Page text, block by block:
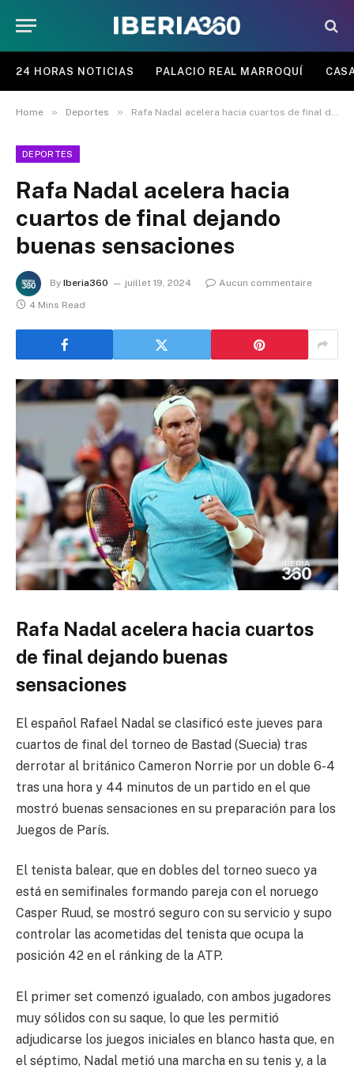
24 HORAS NOTICIAS PALACIO REAL MARROQUÍ
Home » Deportes » Rafa Nadal acelera hacia cuartos de final dejando buenas sensaciones
DEPORTES
Rafa Nadal acelera hacia
cuartos de final dejando
buenas sensaciones
By Iberia360 juillet 19, 2024
Aucun commentaire
4 Mins Read
Rafa Nadal acelera hacia cuartos
de final dejando buenas
sensaciones
El español Rafael Nadal se clasificó este jueves para
cuartos de final del torneo de Bastad (Suecia) tras
derrotar al británico Cameron Norrie por un doble 6-4
tras una hora y 44 minutos de un partido en el que
mostró buenas sensaciones en su preparación para los
Juegos de París.
El tenista balear, que en dobles del torneo sueco ya
está en semifinales formando pareja con el noruego
Casper Ruud, se mostró seguro con su servicio y supo
controlar las acometidas del tenista que ocupa la
posición 42 en el ránking de la ATP.
El primer set comenzó igualado, con ambos jugadores
muy sólidos con su saque, lo que les permitió
adjudicarse los juegos iniciales en blanco hasta que, en
el séptimo, Nadal metió una marcha en su tenis y, a la